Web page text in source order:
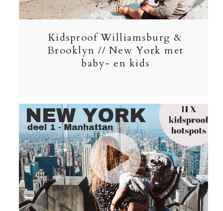
Kidsproof Williamsburg &
Brooklyn // New York met
baby- en kids